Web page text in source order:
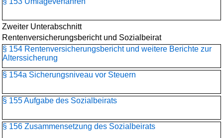
Zweiter Unterabschnitt
Rentenversicherungsbericht und Sozialbeirat
§ 154 Rentenversicherungsbericht und weitere Berichte zur
Alterssicherung
§ 154a Sicherungsniveau vor Steuern
§ 155 Aufgabe des Sozialbeirats
§ 156 Zusammensetzung des Sozialbeirats